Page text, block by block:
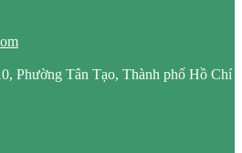
Phường Tân Tạo, Thành phố Hồ Chí